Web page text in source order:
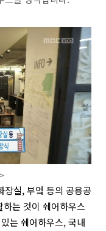
장실, 부엌 등의 공용공
는 것이 쉐어하우스
는 쉐어하우스, 국내